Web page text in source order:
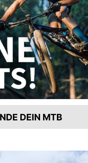
DEIN MTB